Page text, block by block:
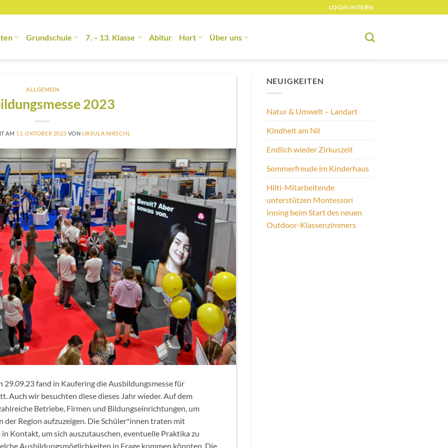
LOGIN INTERN
Grundschule 7. – 13. Klasse Abitur Hort Über uns
ALLGEMEIN
2023
AM 11. OKTOBER 2023 VON URSULA NIRSCHL
29.09.23 fand in Kaufering die Ausbildungsmesse für
Auch wir besuchten diese dieses Jahr wieder. Auf dem
Betriebe, Firmen und Bildungseinrichtungen, um
Region aufzuzeigen. Die Schüler*innen traten mit
Kontakt, um sich auszutauschen, eventuelle Praktika zu
Ausbildungsmöglichkeiten in Frage kommen könnten. Die
NEUIGKEITEN
Natur & Umwelt – Landart
Kindheit am Nil
Endlich wieder Zirkuszeit
Sommerfreude im Kinderhaus
Hilti-Mitarbeitende
unterstützen Montessori
Inning beim Start des neuen
Outdoor-Klassenzimmers